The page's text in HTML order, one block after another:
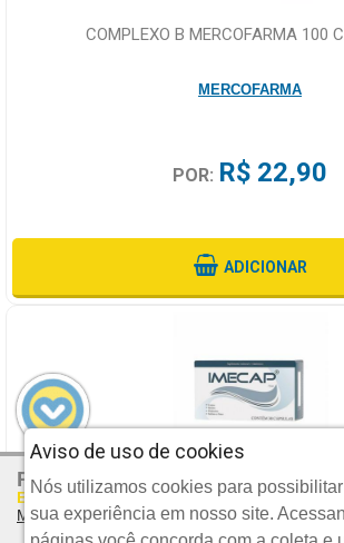
Por: R$ 47,58
Em Até 2x De R$ 23,79 S/juros
Mais Parcelamentos
COMPLEXO B MERCOFARMA 100
MERCOFARMA
POR: R$ 22,90
ADICIONAR
IMECAP HAIR 30
FQM GRUPO
Aviso de uso de cookies
Nós utilizamos cookies para
sua experiência em nosso site.